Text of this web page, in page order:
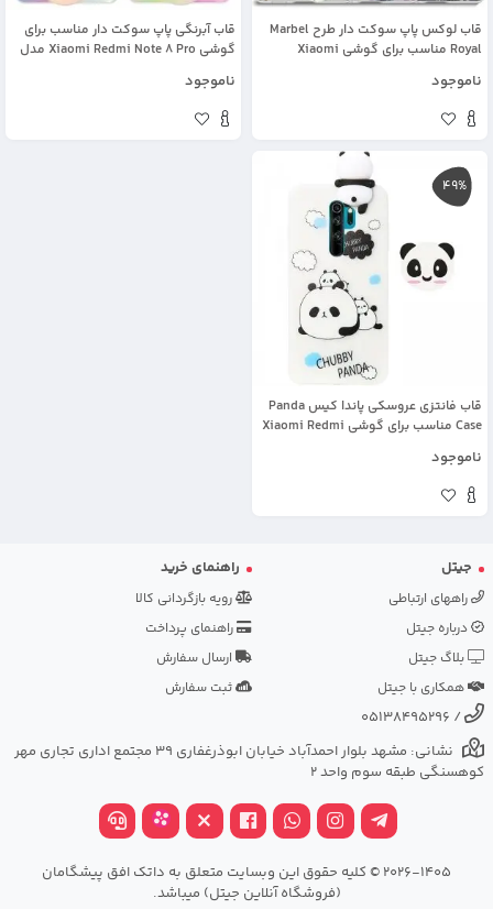
قاب لوکس پاپ سوکت دار طرح Marbel
Royal مناسب برای گوشی Xiaomi
سنگ های طلایی
ناموجود
قاب آبرنگی پاپ سوکت دار مناسب برای
گوشی Xiaomi Redmi Note 8 Pro مدل
Phone Case
ناموجود
49%
قاب فانتزی عروسکی پاندا کیس Panda
Case مناسب برای گوشی Xiaomi Redmi
همراه با پاپ سوکت سیلیکونی ست
ناموجود
جیتل
راههای ارتباطی
درباره جیتل
بلاگ جیتل
همکاری با جیتل
راهنمای خرید
رویه بازگردانی کالا
راهنمای پرداخت
ارسال سفارش
ثبت سفارش
/
05138495296
نشانی: مشهد بلوار احمدآباد خیابان ابوذرغفاری 39 مجتمع اداری تجاری مهر
کوهسنگی طبقه سوم واحد 2
2026-1405 © کلیه حقوق این وبسایت متعلق به داتک افق پیشگامان
(فروشگاه آنلاین جیتل) میباشد.